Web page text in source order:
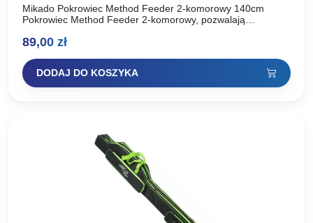
Mikado Pokrowiec Method Feeder 2-komorowy 140cm
Pokrowiec Method Feeder 2-komorowy, pozwalają
wszystkie wędziska niezbędne na wędkarskiej wyprawie.
89,00 zł
DODAJ DO KOSZYKA